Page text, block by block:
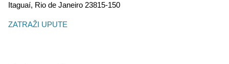
Itaguaí, Rio de Janeiro 23815-150
ZATRAŽI UPUTE